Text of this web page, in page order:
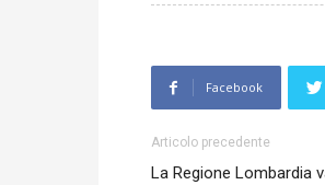
Facebook
Articolo precedente
La Regione Lombardia